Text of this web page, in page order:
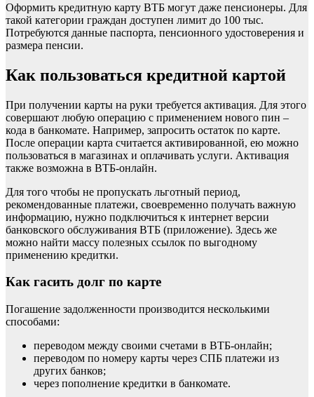
Оформить кредитную карту ВТБ могут даже пенсионеры. Для
такой категории граждан доступен лимит до 100 тыс.
Потребуются данные паспорта, пенсионного удостоверения и
размера пенсии.
Как пользоваться кредитной картой
При получении карты на руки требуется активация. Для этого
совершают любую операцию с применением нового пин –
кода в банкомате. Например, запросить остаток по карте.
После операции карта считается активированной, ею можно
пользоваться в магазинах и оплачивать услуги. Активация
также возможна в ВТБ-онлайн.
Для того чтобы не пропускать льготный период,
рекомендованные платежи, своевременно получать важную
информацию, нужно подключиться к интернет версии
банковского обслуживания ВТБ (приложение). Здесь же
можно найти массу полезных ссылок по выгодному
применению кредитки.
Как гасить долг по карте
Погашение задолженности производится несколькими
способами:
переводом между своими счетами в ВТБ-онлайн;
переводом по номеру карты через СПБ платежи из
других банков;
через пополнение кредитки в банкомате.